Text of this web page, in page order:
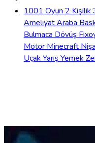
1001 Oyun 2 Kişilik
AmeliyatAraba
Bulmaca Dövüş
Motor Minecraft
Uçak Yarış Yemek